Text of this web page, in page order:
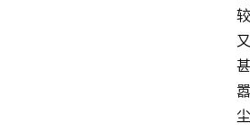
较
又
甚
嚣
尘